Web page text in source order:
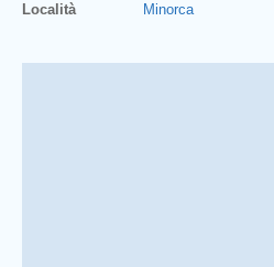
Località Minorca